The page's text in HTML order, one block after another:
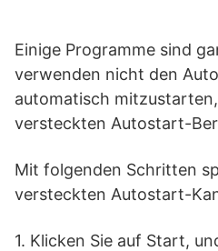
Einige Programme sind
verwenden nicht den
automatisch
versteckten Autostart-
Mit folgenden Schritten
versteckten Autostart-
1. Klicken Sie auf Start,